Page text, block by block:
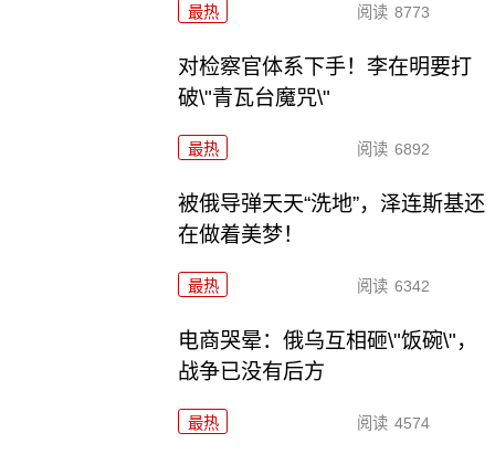
最热 阅读 8773
对检察官体系下手！李在明要打
破\"青瓦台魔咒\"
最热 阅读 6892
被俄导弹天天“洗地”，泽连斯基还
在做着美梦！
最热 阅读 6342
电商哭晕：俄乌互相砸\"饭碗\"，
战争已没有后方
最热 阅读 4574